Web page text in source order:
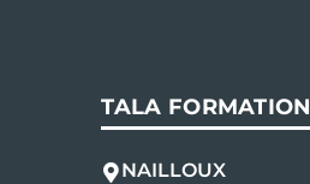
TALA FORMATION
NAILLOUX